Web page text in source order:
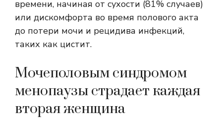
времени, начиная от сухости (81% случаев)
или дискомфорта во время полового акта
до потери мочи и рецидива инфекций,
таких как цистит.
Мочеполовым синдромом
менопаузы страдает каждая
вторая женщина